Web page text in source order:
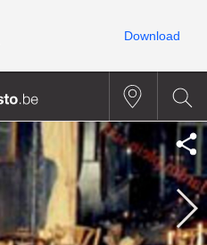
Download